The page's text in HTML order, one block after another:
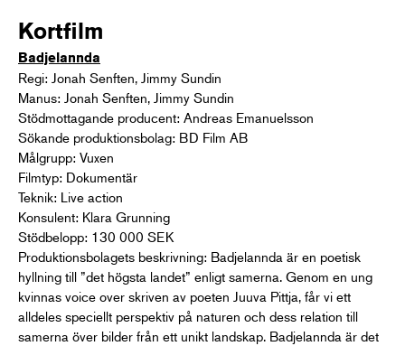
Kortfilm
Badjelannda
Regi: Jonah Senften, Jimmy Sundin
Manus: Jonah Senften, Jimmy Sundin
Stödmottagande producent: Andreas Emanuelsson
Sökande produktionsbolag: BD Film AB
Målgrupp: Vuxen
Filmtyp: Dokumentär
Teknik: Live action
Konsulent: Klara Grunning
Stödbelopp: 130 000 SEK
Produktionsbolagets beskrivning: Badjelannda är en poetisk
hyllning till ”det högsta landet” enligt samerna. Genom en ung
kvinnas voice over skriven av poeten Juuva Pittja, får vi ett
alldeles speciellt perspektiv på naturen och dess relation till
samerna över bilder från ett unikt landskap. Badjelannda är det